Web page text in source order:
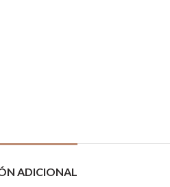
ADICIONAL